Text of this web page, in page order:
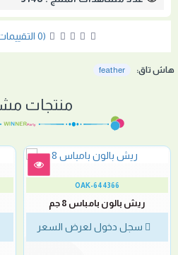
(0 التقييمات)
هاش تاق: feather
منتجات
OAK-644366
ريش بالون بامباس 8 جم
سجل دخول لعرض السعر